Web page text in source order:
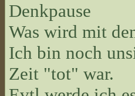
Denkpause
Was wird mit
Ich bin noch
Zeit "tot" war.